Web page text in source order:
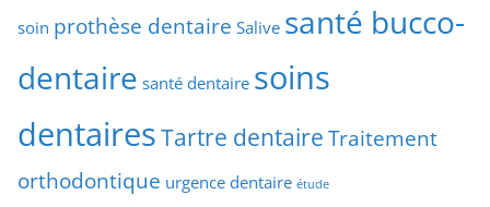
soin prothèse dentaire Salive santé bucco-
dentaire santé dentaire soins
dentairesTartre dentaire Traitement
orthodontique urgence dentaire étude